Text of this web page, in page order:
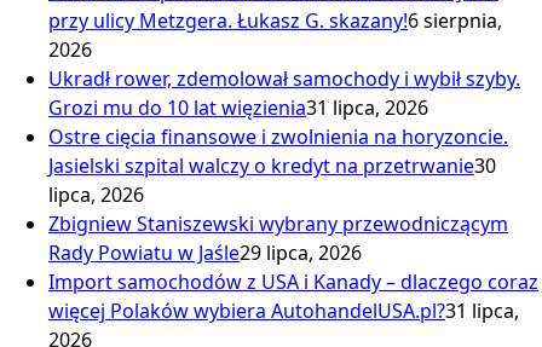
przy ulicy Metzgera. Łukasz G. skazany!6 sierpnia,
2026
Ukradł rower, zdemolował samochody i wybił szyby.
Grozi mu do 10 lat więzienia31 lipca, 2026
Ostre cięcia finansowe i zwolnienia na horyzoncie.
Jasielski szpital walczy o kredyt na przetrwanie30
lipca, 2026
Zbigniew Staniszewski wybrany przewodniczącym
Rady Powiatu w Jaśle29 lipca, 2026
Import samochodów z USA i Kanady – dlaczego coraz
więcej Polaków wybiera AutohandelUSA.pl?31 lipca,
2026